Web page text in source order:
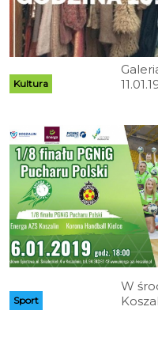
do
do
Kultura
Ala za
23:09
Sport
1/8
Art -
W